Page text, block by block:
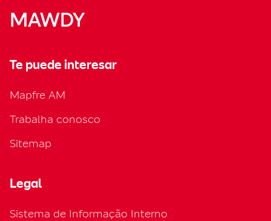
MAWDY
Te puede interesar
Mapfre AM
Trabalha conosco
Sitemap
Legal
Sistema de Informação Interno